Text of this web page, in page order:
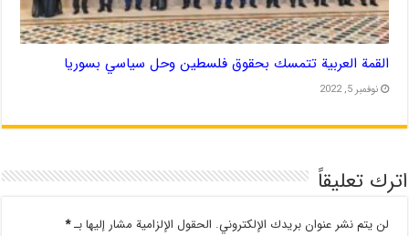
القمة العربية تتمسك بحقوق فلسطين وحل سياسي بسوريا
نوفمبر 5, 2022
اترك تعليقاً
لن يتم نشر عنوان بريدك الإلكتروني. الحقول الإلزامية مشار إليها بـ*